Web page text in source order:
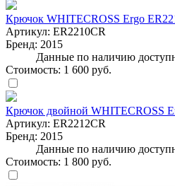
Крючок WHITECROSS Ergo
Артикул: ER2210CR
Бренд: 2015
Данные по наличию
Стоимость: 1 600 руб.
Крючок двойной WHITECROSS
Артикул: ER2212CR
Бренд: 2015
Данные по наличию
Стоимость: 1 800 руб.